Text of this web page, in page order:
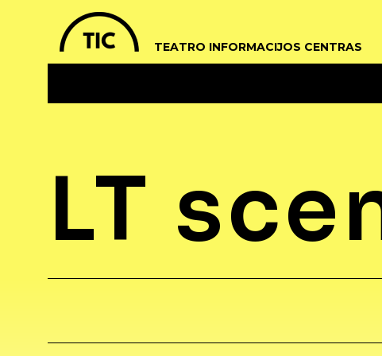
TEATRO INFORMACIJOS CENTRAS
LT